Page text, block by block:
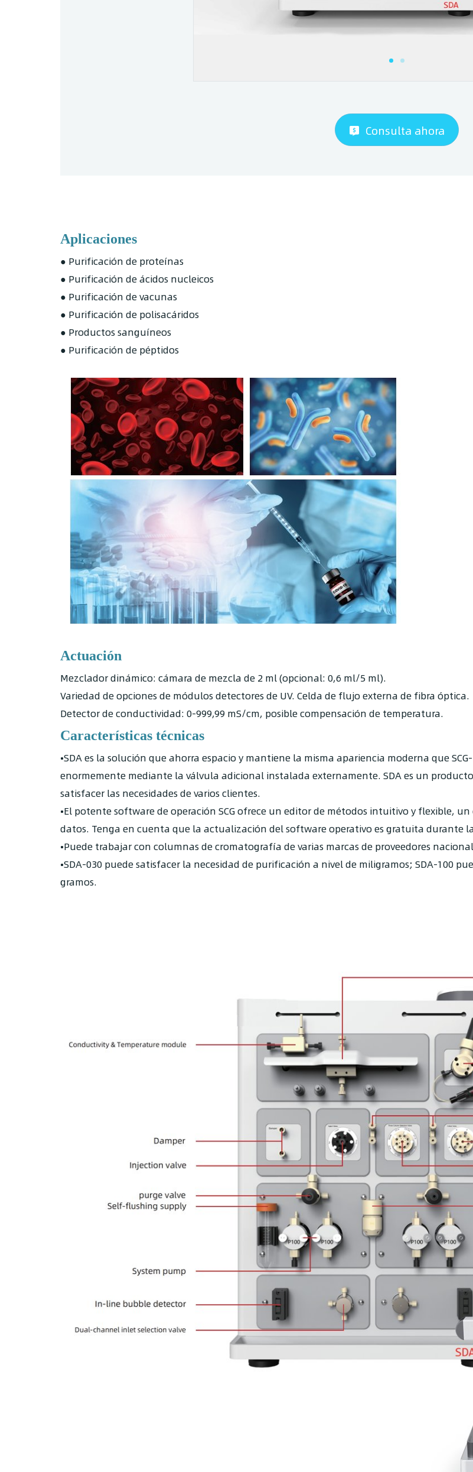
Consulta ahora
Aplicaciones
● Purificación de proteínas
● Purificación de ácidos nucleicos
● Purificación de vacunas
● Purificación de polisacáridos
● Productos sanguíneos
● Purificación de péptidos
Actuación
Mezclador dinámico: cámara de mezcla de 2 ml (opcional: 0,6 ml/5 ml).
Variedad de opciones de módulos detectores de UV. Celda de flujo externa de fibra óptica.
Detector de conductividad: 0-999,99 mS/cm, posible compensación de temperatura.
Características técnicas
•SDA es la solución que ahorra espacio y mantiene la misma apariencia moderna que
enormemente mediante la válvula adicional instalada externamente. SDA es un
satisfacer las necesidades de varios clientes.
•El potente software de operación SCG ofrece un editor de métodos intuitivo y flexible,
datos. Tenga en cuenta que la actualización del software operativo es gratuita durante
•Puede trabajar con columnas de cromatografía de varias marcas de proveedores
•SDA-030 puede satisfacer la necesidad de purificación a nivel de miligramos; SDA-100
gramos.